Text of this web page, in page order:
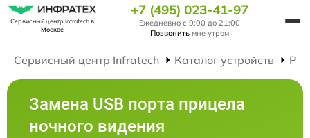
Сервисный центр Infratechв
Москве
+7 (495) 023-41-97
Ежедневно с 9:00 до 21:00
Позвонить мне утром
Сервисный центр Infratech Каталог устройств
Замена USB порта прицела
ночного видения